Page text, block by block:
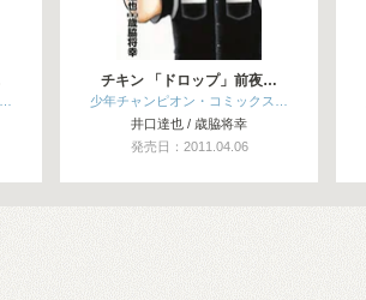
チキン 「ドロップ」前夜…
少年チャンピオン・コミックス…
井口達也 / 歳脇将幸
発売日：2011.04.06